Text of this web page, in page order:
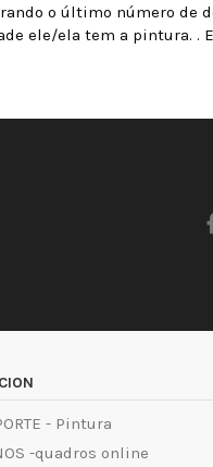
o último número de
ele/ela tem a pintura.
- Pintura
-quadros online